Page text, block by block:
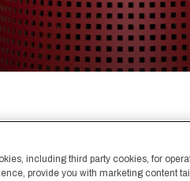
der Seite wider
Neuankömmlinge
including third party cookies, for
provide you with marketing content